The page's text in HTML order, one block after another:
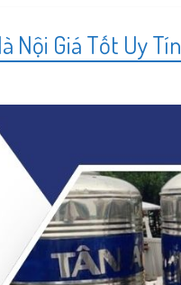
Nội Giá Tốt Uy Tín